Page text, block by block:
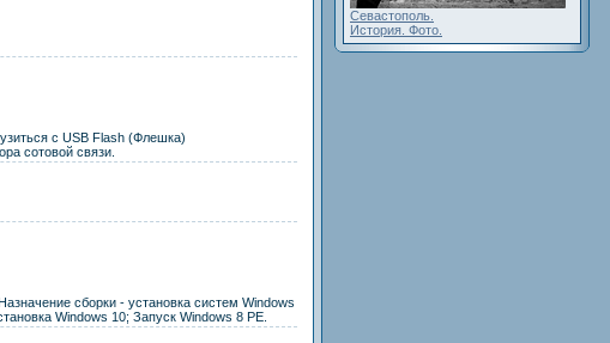
с USB Flash (Флешка)
сотовой связи.
сборки - установка систем Windows
Windows 10; Запуск Windows 8 PE.
Севастополь.
История. Фото.